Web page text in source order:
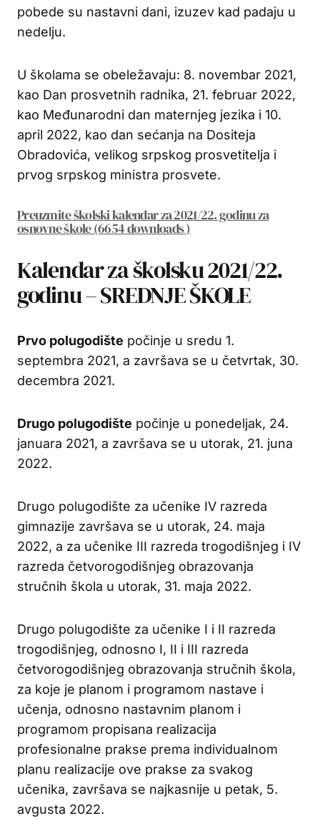
pobede su nastavni dani, izuzev kad padaju u
nedelju.
U školama se obeležavaju: 8. novembar 2021,
kao Dan prosvetnih radnika, 21. februar 2022,
kao Međunarodni dan maternjeg jezika i 10.
april 2022, kao dan sećanja na Dositeja
Obradovića, velikog srpskog prosvetitelja i
prvog srpskog ministra prosvete.
Preuzmite školski kalendar za 2021/22. godinu za
osnovne škole (6654 downloads )
Kalendar za školsku 2021/22.
godinu – SREDNJE ŠKOLE
Prvo polugodište počinje u sredu 1.
septembra 2021, a završava se u četvrtak, 30.
decembra 2021.
Drugo polugodište počinje u ponedeljak, 24.
januara 2021, a završava se u utorak, 21. juna
2022.
Drugo polugodište za učenike IV razreda
gimnazije završava se u utorak, 24. maja
2022, a za učenike III razreda trogodišnjeg i IV
razreda četvorogodišnjeg obrazovanja
stručnih škola u utorak, 31. maja 2022.
Drugo polugodište za učenike I i II razreda
trogodišnjeg, odnosno I, II i III razreda
četvorogodišnjeg obrazovanja stručnih škola,
za koje je planom i programom nastave i
učenja, odnosno nastavnim planom i
programom propisana realizacija
profesionalne prakse prema individualnom
planu realizacije ove prakse za svakog
učenika, završava se najkasnije u petak, 5.
avgusta 2022.